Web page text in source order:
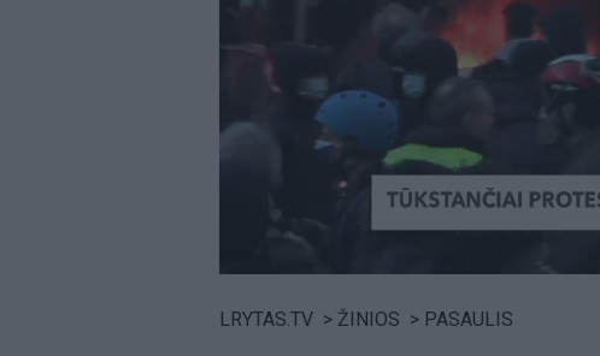
LRYTAS.TV > ŽINIOS > PASAULIS